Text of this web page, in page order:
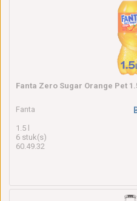
Fanta Zero Sugar Orange Pet
Fanta
1.5 l
6 stuk(s)
60.49.32